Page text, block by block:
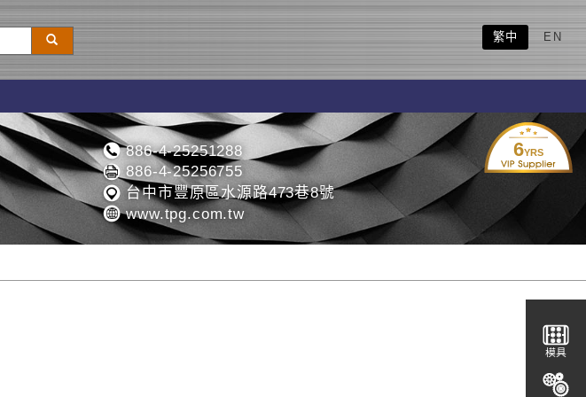
繁中 EN
6YRS
886-4-25251288
886-4-25256755
台中市豐原區水源路473巷8號
www.tpg.com.tw
模具